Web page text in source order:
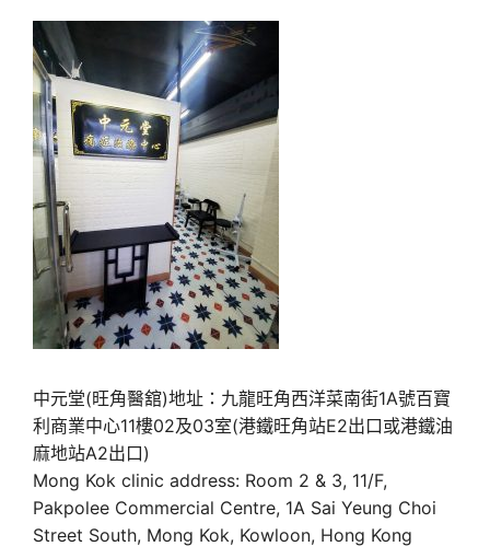
中元堂(旺角醫舘)地址：九龍旺角西洋菜南街1A號百寶
利商業中心11樓02及03室(港鐵旺角站E2出口或港鐵油
麻地站A2出口)
Mong Kok clinic address: Room 2 & 3, 11/F,
Pakpolee Commercial Centre, 1A Sai Yeung Choi
Street South, Mong Kok, Kowloon, Hong Kong